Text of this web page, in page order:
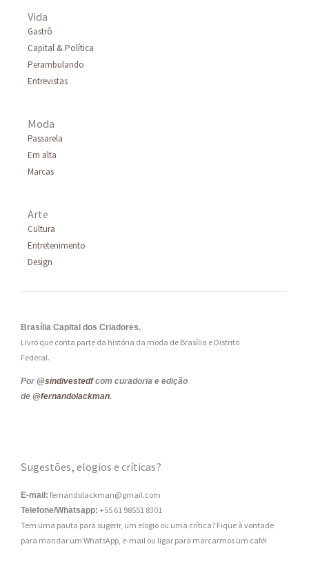
Vida
Gastrô
Capital & Política
Perambulando
Entrevistas
Moda
Passarela
Em alta
Marcas
Arte
Cultura
Entretenimento
Design
Brasília Capital dos Criadores.
Livro que conta parte da história da moda de Brasília e Distrito
Federal.
Por @sindivestedfcom curadoria e edição
de @fernandolackman.
Sugestões, elogios e críticas?
E-mail: fernandolackman@gmail.com
Telefone/Whatsapp: +55 61 98551 8301
Tem uma pauta para sugerir, um elogio ou uma crítica? Fique à vontade
para mandar um WhatsApp, e-mail ou ligar para marcarmos um café!